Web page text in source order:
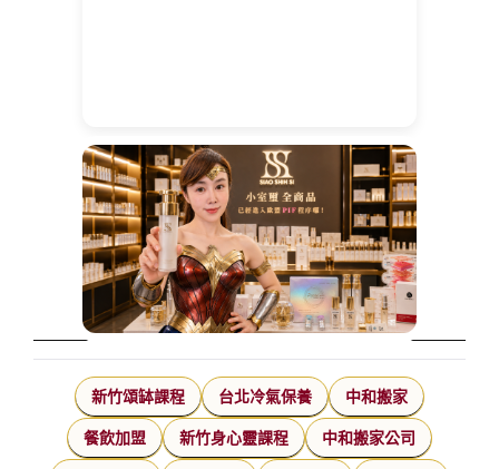
新竹頌缽課程 台北冷氣保養 中和搬家
餐飲加盟 新竹身心靈課程 中和搬家公司